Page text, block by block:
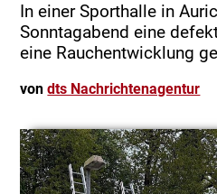
In einer Sporthalle in
Sonntagabend eine
eine Rauchentwicklung
vondts Nachrichtenagentur